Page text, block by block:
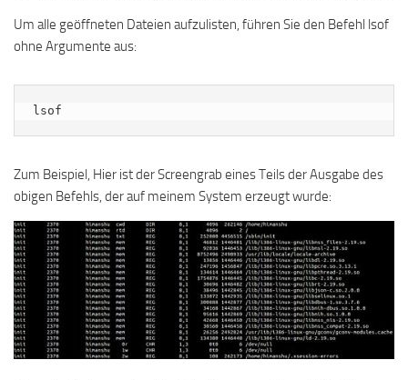
Um alle geöffneten Dateien aufzulisten, führen Sie den Befehl lsof
ohne Argumente aus:
lsof
Zum Beispiel, Hier ist der Screengrab eines Teils der Ausgabe des
obigen Befehls, der auf meinem System erzeugt wurde: